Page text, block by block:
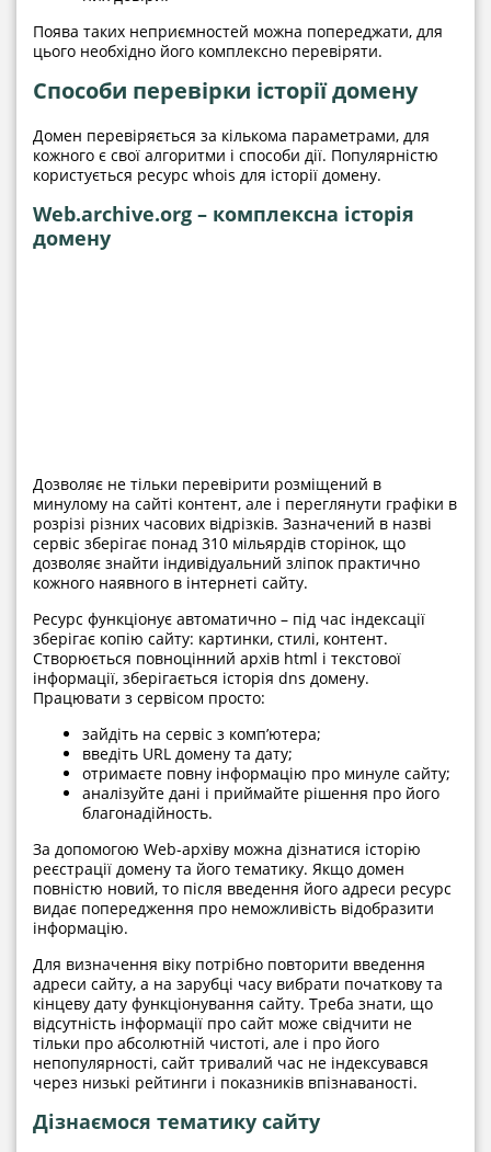
Поява таких неприємностей можна попереджати, для
цього необхідно його комплексно перевіряти.
Способи перевірки історії домену
Домен перевіряється за кількома параметрами, для
кожного є свої алгоритми і способи дії. Популярністю
користується ресурс whois для історії домену.
Web.archive.org – комплексна історія
домену
Дозволяє не тільки перевірити розміщений в
минулому на сайті контент, але і переглянути графіки в
розрізі різних часових відрізків. Зазначений в назві
сервіс зберігає понад 310 мільярдів сторінок, що
дозволяє знайти індивідуальний зліпок практично
кожного наявного в інтернеті сайту.
Ресурс функціонує автоматично – під час індексації
зберігає копію сайту: картинки, стилі, контент.
Створюється повноцінний архів html і текстової
інформації, зберігається історія dns домену.
Працювати з сервісом просто:
зайдіть на сервіс з комп’ютера;
введіть URL домену та дату;
отримаєте повну інформацію про минуле сайту;
аналізуйте дані і приймайте рішення про його
благонадійность.
За допомогою Web-архіву можна дізнатися історію
реєстрації домену та його тематику. Якщо домен
повністю новий, то після введення його адреси ресурс
видає попередження про неможливість відобразити
інформацію.
Для визначення віку потрібно повторити введення
адреси сайту, а на зарубці часу вибрати початкову та
кінцеву дату функціонування сайту. Треба знати, що
відсутність інформації про сайт може свідчити не
тільки про абсолютній чистоті, але і про його
непопулярності, сайт тривалий час не індексувався
через низькі рейтинги і показників впізнаваності.
Дізнаємося тематику сайту